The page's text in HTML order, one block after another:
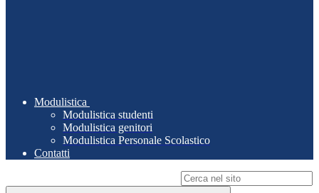
Modulistica
Modulistica studenti
Modulistica genitori
Modulistica Personale Scolastico
Contatti